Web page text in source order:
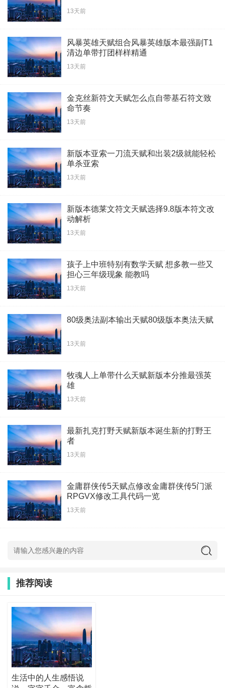
13天前
风暴英雄天赋组合风暴英雄版本最强副T1
清边单带打团样样精通
13天前
金克丝新符文天赋怎么点自带基石符文致
命节奏
13天前
新版本亚索一刀流天赋和出装2级就能轻松
单杀亚索
13天前
新版本德莱文符文天赋选择9.8版本符文改
动解析
13天前
孩子上中班特别有数学天赋 想多教一些又
担心三年级现象 能教吗
13天前
80级奥法副本输出天赋80级版本奥法天赋
13天前
牧魂人上单带什么天赋新版本分推最强英
雄
13天前
最新扎克打野天赋新版本诞生新的打野王
者
13天前
金庸群侠传5天赋点修改金庸群侠传5门派
RPGVX修改工具代码一览
13天前
推荐阅读
生活中的人生感悟说